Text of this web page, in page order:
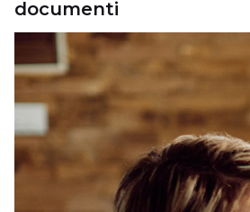
documenti